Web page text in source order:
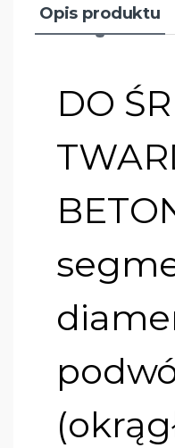
Opis produktu
DO